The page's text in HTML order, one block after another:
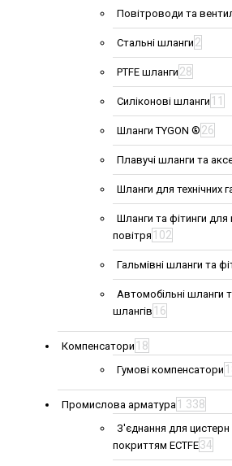
Повітроводи та
Стальні шланги 2
PTFE шланги 28
Силіконові шланги 11
Шланги TYGON ® 26
Плавучі шланги та
Шланги для технічних
Шланги та фітинги для
повітря 102
Гальмівні шланги та
Автомобільні шланги
шлангів 16
Компенсатори 18
Гумові компенсатори
Промислова арматура 1 338
З'єднання для цистерн
покриттям ECTFE34